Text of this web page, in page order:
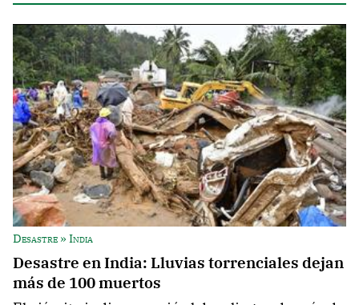
Desastre » India
Desastre en India: Lluvias torrenciales dejan
más de 100 muertos